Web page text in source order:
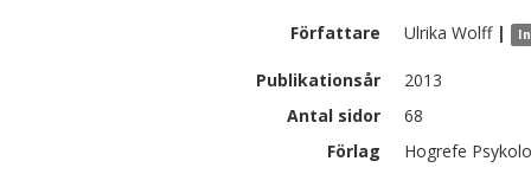
Författare Ulrika Wolff |
Publikationsår
2013
Antal sidor
68
Förlag
Hogrefe